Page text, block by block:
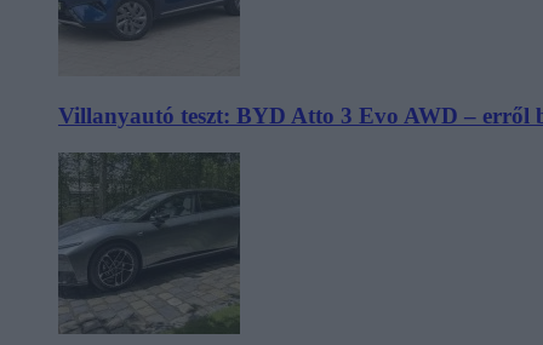
Villanyautó teszt: BYD Atto 3 Evo AWD – erről